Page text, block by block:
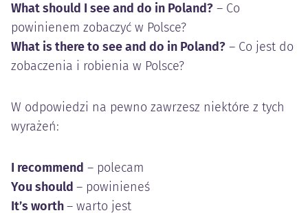
What should I see and do in Poland? – Co
powinienem zobaczyć w Polsce?
What is there to see and do in Poland? – Co jest do
zobaczenia i robienia w Polsce?
W odpowiedzi na pewno zawrzesz niektóre z tych
wyrażeń:
I recommend – polecam
You should – powinieneś
It’s worth– warto jest